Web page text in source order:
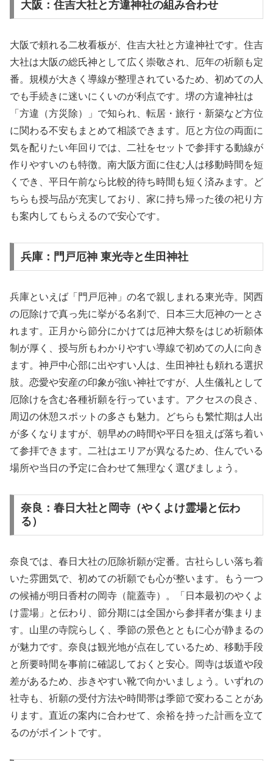
大阪：住吉大社と方違神社の組み合わせ
大阪で頼れる二枚看板が、住吉大社と方違神社です。住吉
大社は大阪の総氏神として広く崇敬され、厄年の祈願も定
番。規模が大きく導線が整理されているため、初めての人
でも手続きに迷いにくいのが利点です。堺の方違神社は
「方違（方災除）」で知られ、転居・旅行・新築など方位
に関わる不安もまとめて相談できます。厄と方位の両面に
気を配りたい年回りでは、二社をセットで参拝する動線が
作りやすいのも特徴。南大阪方面に住む人は移動時間を短
くでき、平日午前なら比較的待ち時間も短く済みます。ど
ちらも授与品が充実しており、家に持ち帰った後の祀り方
も案内してもらえるので安心です。
兵庫：門戸厄神 東光寺と生田神社
兵庫といえば「門戸厄神」の名で親しまれる東光寺。関西
の厄除けで真っ先に挙がる名刹で、日本三大厄神の一とさ
れます。正月から節分にかけては厄神大祭をはじめ祈願体
制が厚く、授与所もわかりやすい導線で初めての人に向き
ます。神戸中心部に出やすい人は、生田神社も頼れる選択
肢。恋愛や安産の印象が強い神社ですが、人生儀礼として
厄除けを含む各種祈願を行っています。アクセスの良さ、
周辺の休憩スポットの多さも魅力。どちらも繁忙期は人出
が多くなりますが、朝早めの時間や平日を狙えば落ち着い
て参拝できます。二社はエリアが異なるため、住んでいる
場所や当日の予定に合わせて無理なく選びましょう。
奈良：春日大社と岡寺（やくよけ霊場と伝わ
る）
奈良では、春日大社の厄除祈願が定番。古社らしい落ち着
いた雰囲気で、初めての祈願でも心が整います。もう一つ
の候補が明日香村の岡寺（龍蓋寺）。「日本最初のやくよ
け霊場」と伝わり、節分期には全国から参拝者が集まりま
す。山里の寺院らしく、季節の景色とともに心が静まるの
が魅力です。奈良は観光地が点在しているため、移動手段
と所要時間を事前に確認しておくと安心。岡寺は坂道や段
差があるため、歩きやすい靴で向かいましょう。いずれの
社寺も、祈願の受付方法や時間帯は季節で変わることがあ
ります。直近の案内に合わせて、余裕を持った計画を立て
るのがポイントです。